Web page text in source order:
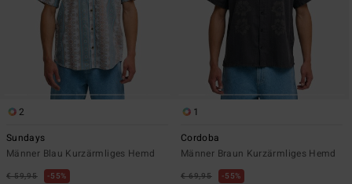
2
Sundays
Männer Blau Kurzärmliges Hemd
€ 59,95 55%
1
Cordoba
Männer Braun Kurzärmliges Hemd
€ 69,95 55%